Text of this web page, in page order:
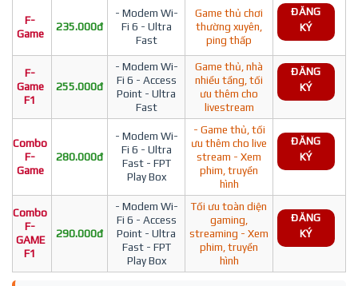
F-
Game
235.000đ
- Modem Wi-
Fi 6 - Ultra
Fast
Game thủ chơi
thường xuyên,
ping thấp
ĐĂNG
KÝ
F-
Game
F1
255.000đ
- Modem Wi-
Fi 6 - Access
Point - Ultra
Fast
Game thủ, nhà
nhiều tầng, tối
ưu thêm cho
livestream
ĐĂNG
KÝ
Combo
F-
Game
280.000đ
- Modem Wi-
Fi 6 - Ultra
Fast - FPT
Play Box
- Game thủ, tối
ưu thêm cho live
stream - Xem
phim, truyền
hình
ĐĂNG
KÝ
Combo
F-
GAME
F1
290.000đ
- Modem Wi-
Fi 6 - Access
Point - Ultra
Fast - FPT
Play Box
Tối ưu toàn diện
gaming,
streaming - Xem
phim, truyền
hình
ĐĂNG
KÝ